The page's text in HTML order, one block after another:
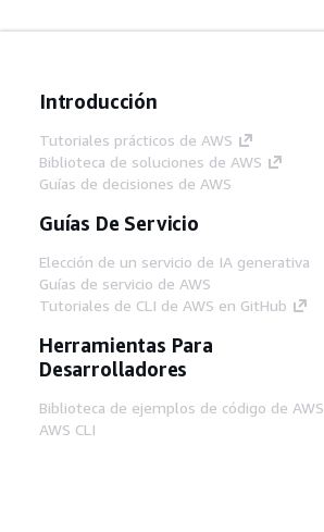
Introducción
Tutoriales prácticos de AWS
Biblioteca de soluciones de AWS
Guías de decisiones de AWS
Guías De Servicio
Elección de un servicio de IA generativa
Guías de servicio de AWS
Tutoriales de CLI de AWS en GitHub
Herramientas Para
Desarrolladores
Biblioteca de ejemplos de código de AWS
AWS CLI